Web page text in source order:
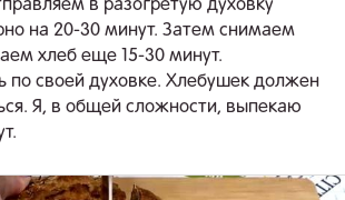
в разогретую духовку
на 20-30 минут. Затем снимаем
хлеб еще 15-30 минут.
по своей духовке. Хлебушек должен
Я, в общей сложности, выпекаю